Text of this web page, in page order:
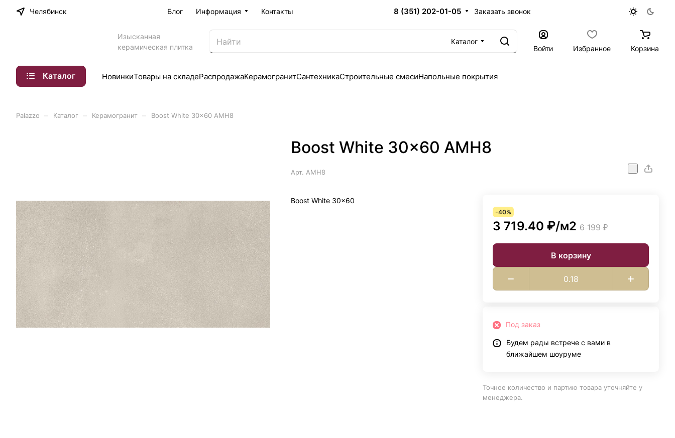
Челябинск Блог Информация Контакты 8 (351) 202-01-05 Заказать звонок
Изысканная
керамическая плитка
Каталог
Войти
Избранное Корзина
Каталог НовинкиТовары на складеРаспродажаКерамогранитСантехникаСтроительные смесиНапольные покрытия
Palazzo Каталог Керамогранит Boost White 30x60 AMH8
Boost White 30x60 AMH8
Арт. AMH8
Boost White 30x60
-40%
3 719.40 ₽/м2 6 199 ₽
В корзину
Под заказ
Будем рады встрече с вами в
ближайшем шоуруме
Точное количество и партию товара уточняйте у
менеджера.